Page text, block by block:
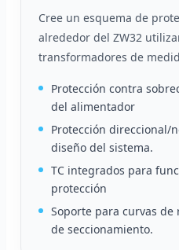
Cree un esquema de
alrededor del ZW32
transformadores de
Protección contra
del alimentador
Protección direccional/
diseño del sistema.
TC integrados para
protección
Soporte para curvas de
de seccionamiento.